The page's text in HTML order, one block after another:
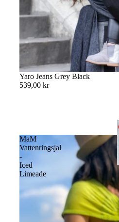
Yaro Jeans Grey Black
539,00 kr
MaM
Vattenringsjal
-
Iced
Limeade